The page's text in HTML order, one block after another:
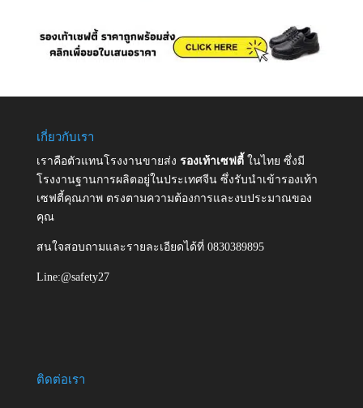
เกี่ยวกับเรา
เราคือตัวแทนโรงงานขายส่ง รองเท้าเซฟตี้ ในไทย ซึ่งมี
โรงงานฐานการผลิตอยู่ในประเทศจีน ซึ่งรับนำเข้ารองเท้า
เซฟตี้คุณภาพ ตรงตามความต้องการและงบประมาณของ
คุณ
สนใจสอบถามและรายละเอียดได้ที่ 0830389895
Line:@safety27
ติดต่อเรา